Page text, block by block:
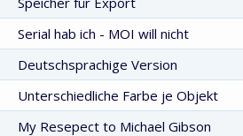
Serial hab ich - MOI will nicht
Deutschsprachige Version
Unterschiedliche Farbe je Objekt
My Resepect to Michael Gibson